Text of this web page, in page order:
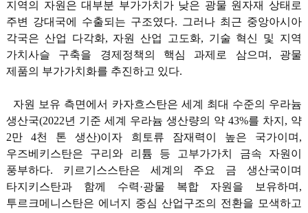
지역의 자원은 대부분 부가가치가 낮은 광물 원자재 상태로
주변 강대국에 수출되는 구조였다. 그러나 최근 중앙아시아
각국은 산업 다각화, 자원 산업 고도화, 기술 혁신 및 지역
가치사슬 구축을 경제정책의 핵심 과제로 삼으며, 광물
제품의 부가가치화를 추진하고 있다.
자원 보유 측면에서 카자흐스탄은 세계 최대 수준의 우라늄
생산국(2022년 기준 세계 우라늄 생산량의 약 43%를 차지, 약
2만 4천 톤 생산)이자 희토류 잠재력이 높은 국가이며,
우즈베키스탄은 구리와 리튬 등 고부가가치 금속 자원이
풍부하다. 키르기스스탄은 세계의 주요 금 생산국이며
타지키스탄과 함께 수력·광물 복합 자원을 보유하며,
투르크메니스탄은 에너지 중심 산업구조의 전환을 모색하고